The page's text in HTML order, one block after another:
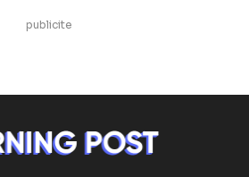
publicite